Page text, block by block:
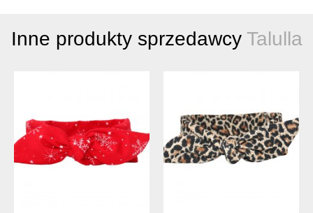
Inne produkty sprzedawcy Talulla